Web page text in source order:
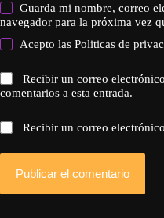
Guarda mi nombre, correo
navegador para la próxima vez
Acepto lasPoliticas de
Recibir un correo
comentarios a esta entrada.
Recibir un correo
Publicar el comentario